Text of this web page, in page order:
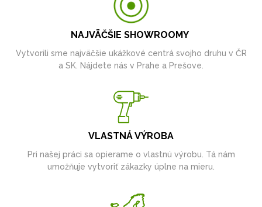
NAJVÄČŠIE SHOWROOMY
Vytvorili sme najväčšie ukážkové centrá svojho druhu v ČR
a SK. Nájdete nás v Prahe a Prešove.
VLASTNÁ VÝROBA
Pri našej práci sa opierame o vlastnú výrobu. Tá nám
umožňuje vytvoriť zákazky úplne na mieru.